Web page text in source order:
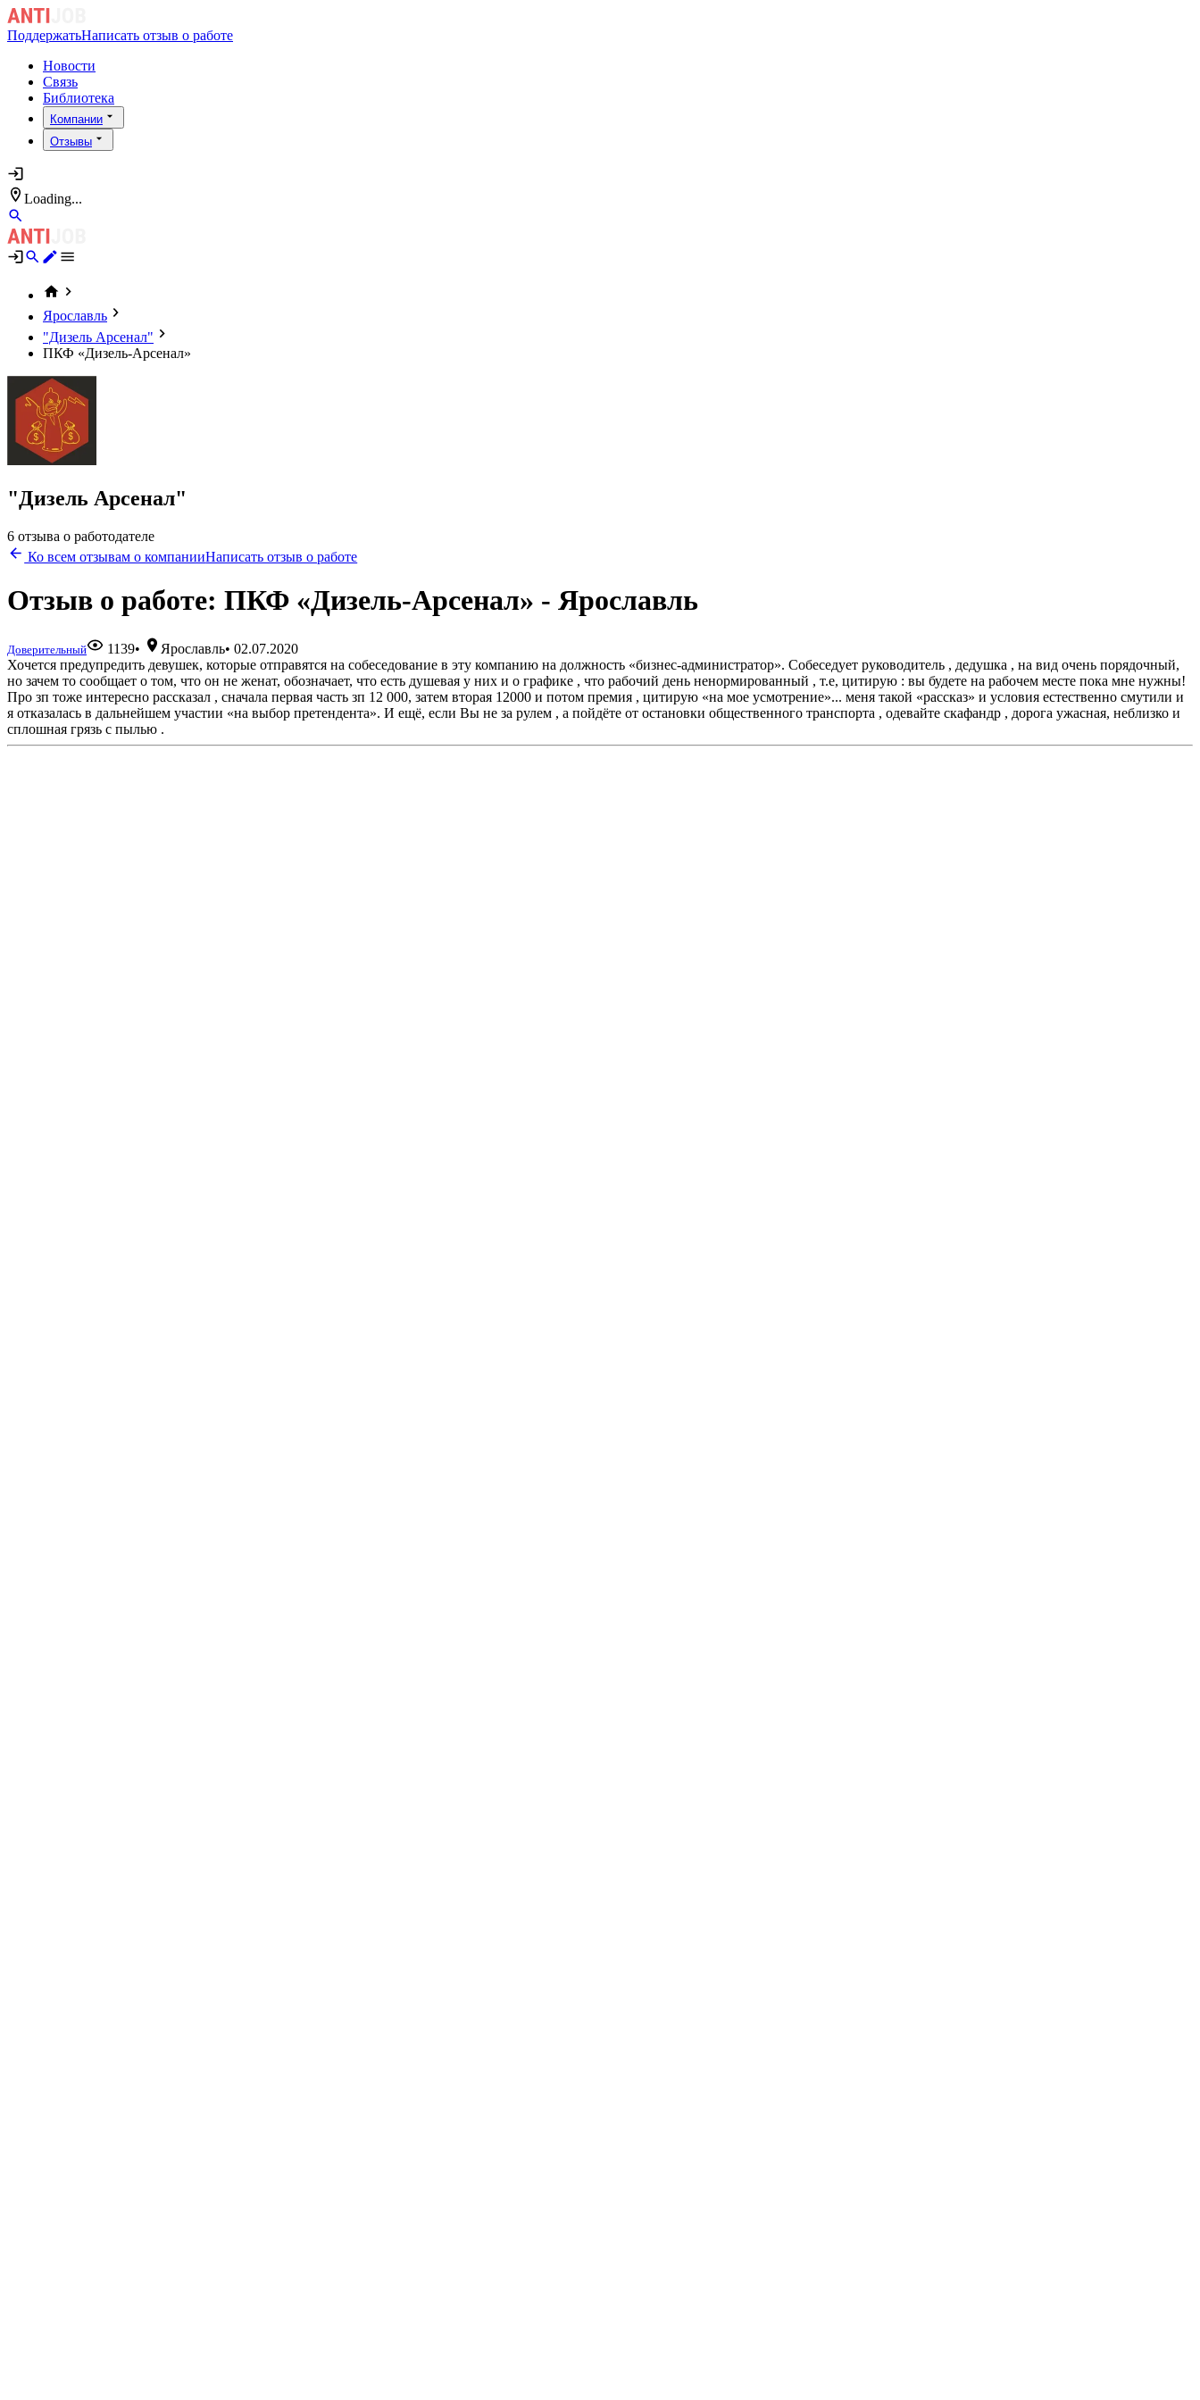
ПоддержатьНаписать отзыв о работе
Новости
Связь
Библиотека
Компании
Отзывы
Loading...
Ярославль
"Дизель Арсенал"
ПКФ «Дизель-Арсенал»
"Дизель Арсенал"
6 отзыва о работодателе
Ко всем отзывам о компанииНаписать отзыв о работе
Отзыв о работе: ПКФ «Дизель-Арсенал» - Ярославль
Доверительный 1139• Ярославль•02.07.2020
Хочется предупредить девушек, которые отправятся на собеседование в эту компанию на должность «бизнес-администратор». Собеседует руководитель , дедушка , на вид очень порядочный,
но зачем то сообщает о том, что он не женат, обозначает, что есть душевая у них и о графике , что рабочий день ненормированный , т.е, цитирую : вы будете на рабочем месте пока мне нужны!
Про зп тоже интересно рассказал , сначала первая часть зп 12 000, затем вторая 12000 и потом премия , цитирую «на мое усмотрение»... меня такой «рассказ» и условия естественно смутили и
я отказалась в дальнейшем участии «на выбор претендента». И ещё, если Вы не за рулем , а пойдёте от остановки общественного транспорта , одевайте скафандр , дорога ужасная, неблизко и
сплошная грязь с пылью .